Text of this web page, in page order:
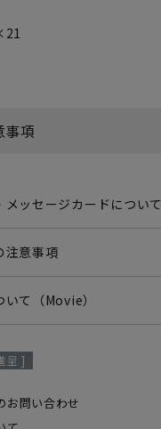
事項
メッセージカードについて
注意事項
て（Movie）
呈 ]
お問い合わせ